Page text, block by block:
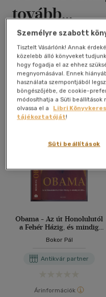
tovább...
Bokor Pál
Antikvár könyv (6db)
Obama - Az út Honolulutól
a Fehér Házig, és mindig
Bokor Pál
Antikvár partner
Árinformációk
Személyre szabott
Tisztelt Vásárlónk! Annak
közelebb álló könyveket
hogy fogadja el az ehhez
megnyomásával. Ennek
használata szempontjából
böngészőjébe, de cookie-
módosíthatja a Süti beállítások
olvassa el a
Libri
tájékoztatóját!
Süti beállítások